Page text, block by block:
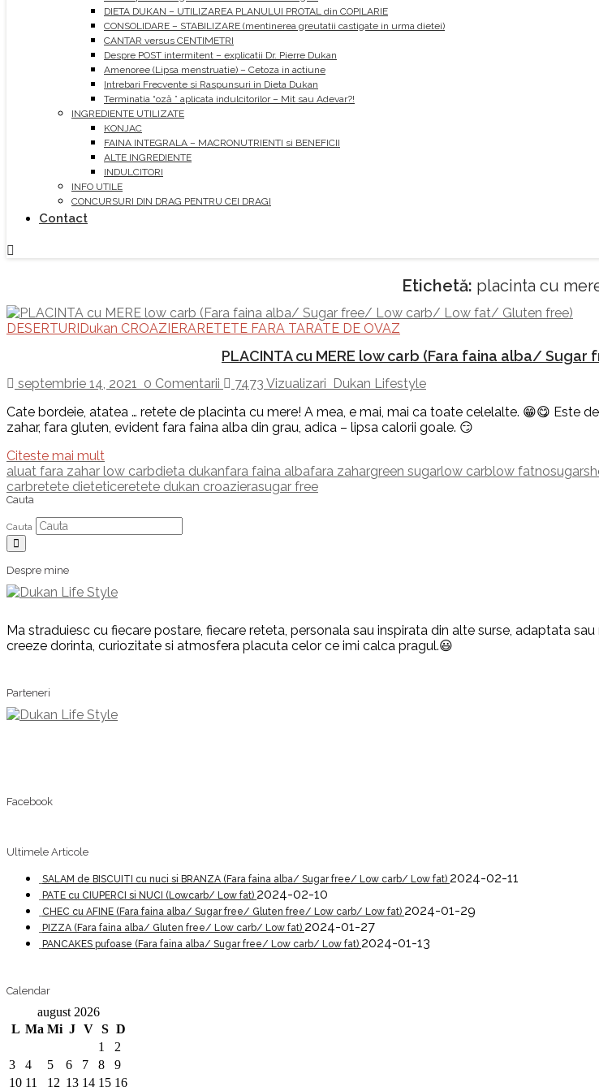
DIETA DUKAN – UTILIZAREA PLANULUI PROTAL din COPILARIE
CONSOLIDARE – STABILIZARE (mentinerea greutatii castigate in urma dietei)
CANTAR versus CENTIMETRI
Despre POST intermitent – explicatii Dr. Pierre Dukan
Amenoree (Lipsa menstruatie) – Cetoza in actiune
Intrebari Frecvente si Raspunsuri in Dieta Dukan
Terminatia “oză ” aplicata indulcitorilor – Mit sau Adevar?!
INGREDIENTE UTILIZATE
KONJAC
FAINA INTEGRALA – MACRONUTRIENTI si BENEFICII
ALTE INGREDIENTE
INDULCITORI
INFO UTILE
CONCURSURI DIN DRAG PENTRU CEI DRAGI
Contact
Etichetă: placinta cu
DESERTURIDukan CROAZIERARETETE FARA TARATE DE OVAZ
PLACINTA cu MERE low carb (Fara faina alba/
septembrie 14, 2021 0 Comentarii 7473 Vizualizari
Dukan Lifestyle
Cate bordeie, atatea … retete de placinta cu mere! A mea, e mai, mai ca toate celelalte. 😁😋 Este
zahar, fara gluten, evident fara faina alba din grau, adica – lipsa calorii goale. 😏
Citeste mai mult
aluat fara zahar low carbdieta dukanfara faina albafara zahargreen sugarlow carblow fat
carbretete dieteticeretete dukan croazierasugar free
Cauta
Cauta
Despre mine
Ma straduiesc cu fiecare postare, fiecare reteta, personala sau inspirata din alte surse, adaptata
creeze dorinta, curiozitate si atmosfera placuta celor ce imi calca pragul.😃
Parteneri
Facebook
Ultimele Articole
SALAM de BISCUITI cu nuci si BRANZA (Fara faina alba/ Sugar free/ Low carb/ Low fat) 2024-02-11
PATE cu CIUPERCI si NUCI (Lowcarb/ Low fat) 2024-02-10
CHEC cu AFINE (Fara faina alba/ Sugar free/ Gluten free/ Low carb/ Low fat) 2024-01-29
PIZZA (Fara faina alba/ Gluten free/ Low carb/ Low fat) 2024-01-27
PANCAKES pufoase (Fara faina alba/ Sugar free/ Low carb/ Low fat) 2024-01-13
Calendar
august 2026
L Ma Mi J V S D
1
2
3
4 5 6 7 8
9
10 11 12 13 14 15 16